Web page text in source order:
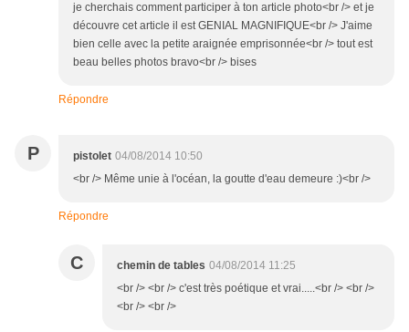
je cherchais comment participer à ton article photo<br /> et je
découvre cet article il est GENIAL MAGNIFIQUE<br /> J'aime
bien celle avec la petite araignée emprisonnée<br /> tout est
beau belles photos bravo<br /> bises
Répondre
P pistolet 04/08/2014 10:50
<br /> Même unie à l'océan, la goutte d'eau demeure :)<br />
Répondre
C chemin de tables 04/08/2014 11:25
<br /> <br /> c'est très poétique et vrai.....<br /> <br />
<br /> <br />